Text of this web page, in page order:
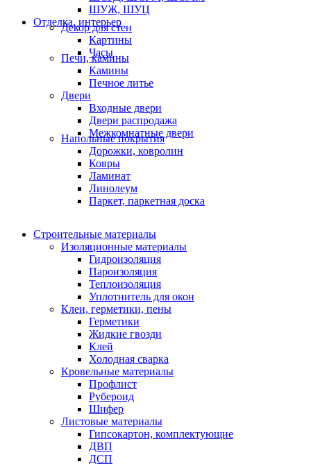
ШУЖ, ШУЦ
Отделка, интерьер
Декор для стен
Картины
Часы
Печи, камины
Камины
Печное литье
Двери
Входные двери
Двери распродажа
Межкомнатные двери
Напольные покрытия
Дорожки, ковролин
Ковры
Ламинат
Линолеум
Паркет, паркетная доска
Строительные материалы
Изоляционные материалы
Гидроизоляция
Пароизоляция
Теплоизоляция
Уплотнитель для окон
Клеи, герметики, пены
Герметики
Жидкие гвозди
Клей
Холодная сварка
Кровельные материалы
Профлист
Рубероид
Шифер
Листовые материалы
Гипсокартон, комплектующие
ДВП
ДСП